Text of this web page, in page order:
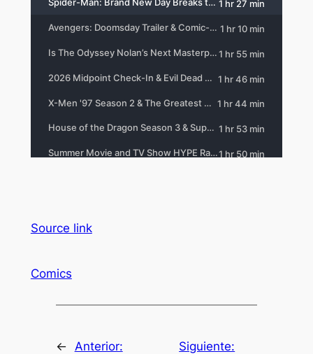
Source link
Comics
←
Anterior:
Siguiente: